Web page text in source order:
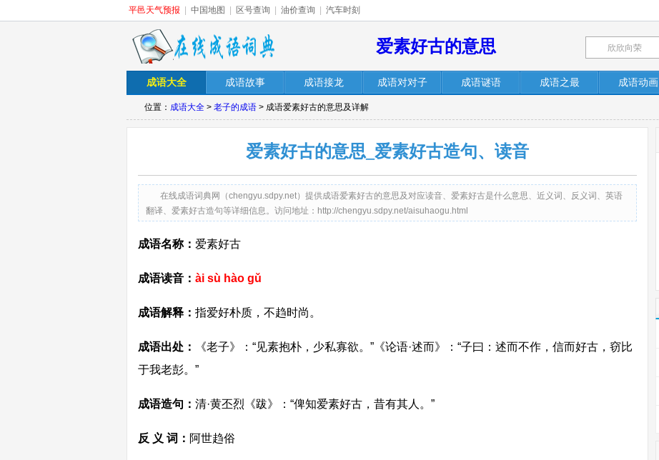
平邑天气预报 中国地图 区号查询 油价查询 汽车时刻
爱素好古的意思
成语大全 成语故事 成语接龙 成语对对子 成语谜语 成语之最 成语动画
位置： 成语大全 > 老子的成语 > 成语爱素好古的意思及详解
爱素好古的意思_爱素好古造句、读音
在线成语词典网（chengyu.sdpy.net）提供成语爱素好古的意思及对应读音、爱素好古是什么意思、近义词、反义词、英语
翻译、爱素好古造句等详细信息。访问地址：http://chengyu.sdpy.net/aisuhaogu.html
成语名称： 爱素好古
成语读音： ài sù hào gǔ
成语解释： 指爱好朴质，不趋时尚。
成语出处：
《老子》：“见素抱朴，少私寡欲。”《论语·述而》：“子曰：述而不作，信而好古，窃比
于我老彭。”
成语造句： 清·黄丕烈《跋》：“俾知爱素好古，昔有其人。”
反 义 词： 阿世趋俗